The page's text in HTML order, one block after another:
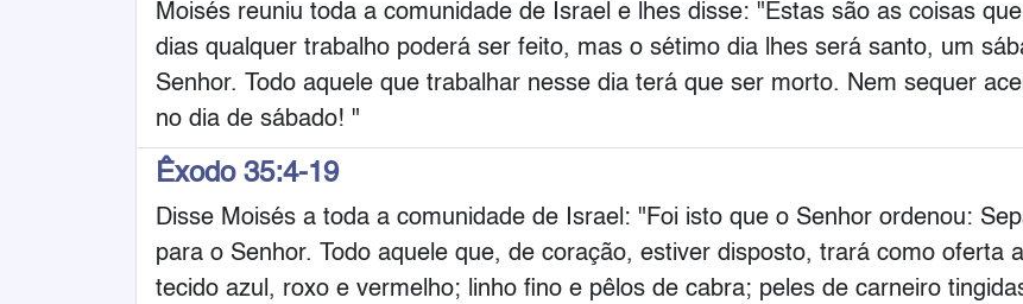
Moisés reuniu toda a comunidade de Israel e lhes disse: "Estas são as coisas
dias qualquer trabalho poderá ser feito, mas o sétimo dia lhes será santo, um
Senhor. Todo aquele que trabalhar nesse dia terá que ser morto. Nem sequer
no dia de sábado! "
Êxodo 35:4-19
Disse Moisés a toda a comunidade de Israel: "Foi isto que o Senhor ordenou:
para o Senhor. Todo aquele que, de coração, estiver disposto, trará como oferta
tecido azul, roxo e vermelho; linho fino e pêlos de cabra; peles de carneiro